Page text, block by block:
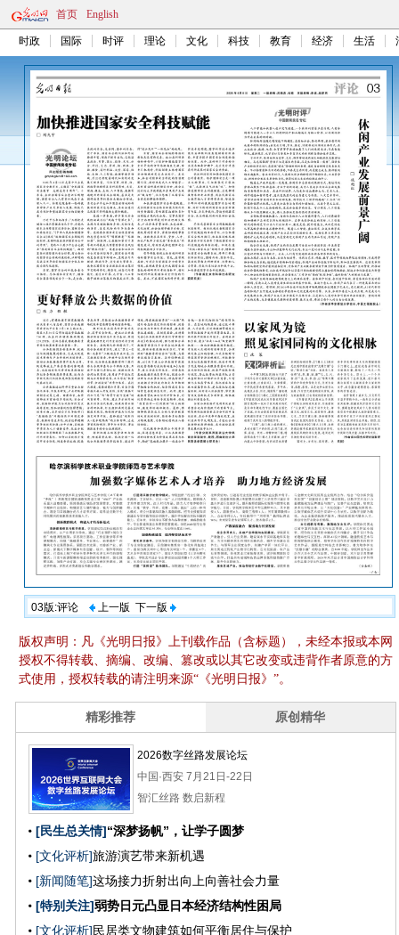
首页 English
时政 国际 时评 理论 文化 科技 教育 经济 生活
03版:评论 上一版 下一版
版权声明：凡《光明日报》上刊载作品（含标题），未经本报或本网
授权不得转载、摘编、改编、篡改或以其它改变或违背作者原意的方
式使用，授权转载的请注明来源“《光明日报》”。